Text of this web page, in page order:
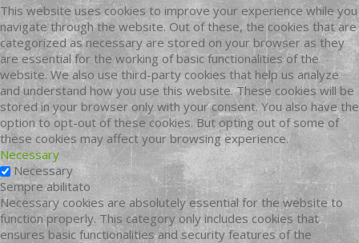
This website uses cookies to improve your experience while you
navigate through the website. Out of these, the cookies that are
categorized as necessary are stored on your browser as they
are essential for the working of basic functionalities of the
website. We also use third-party cookies that help us analyze
and understand how you use this website. These cookies will be
stored in your browser only with your consent. You also have the
option to opt-out of these cookies. But opting out of some of
these cookies may affect your browsing experience.
Necessary
Necessary
Sempre abilitato
Necessary cookies are absolutely essential for the website to
function properly. This category only includes cookies that
ensures basic functionalities and security features of the